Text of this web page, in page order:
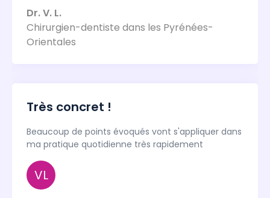
Dr. V. L.
Chirurgien-dentiste dans les Pyrénées-
Orientales
Très concret !
Beaucoup de points évoqués vont s'appliquer dans
ma pratique quotidienne très rapidement
VL